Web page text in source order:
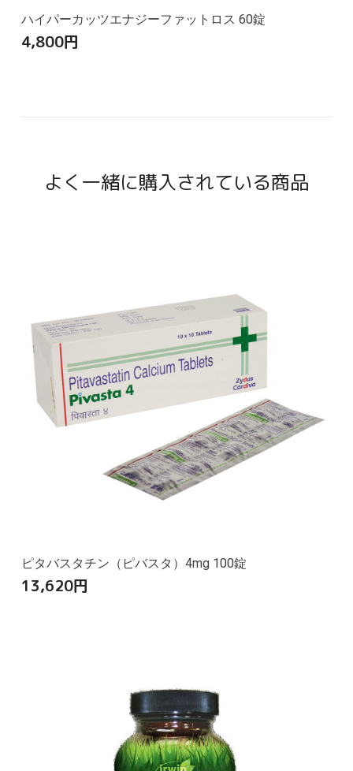
ハイパーカッツエナジーファットロス 60錠
4,800円
よく一緒に購入されている商品
ピタバスタチン（ピバスタ）4mg 100錠
13,620円